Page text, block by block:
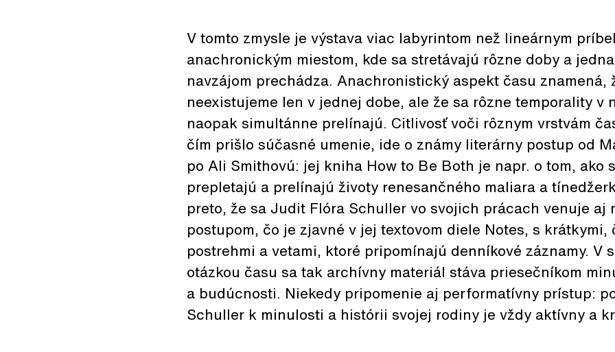
V tomto zmysle je výstava viac labyrintom než lineárnym
anachronickým miestom, kde sa stretávajú rôzne doby a
navzájom prechádza. Anachronistický aspekt času znamená,
neexistujeme len v jednej dobe, ale že sa rôzne temporality v
naopak simultánne prelínajú. Citlivosť voči rôznym vrstvám
čím prišlo súčasné umenie, ide o známy literárny postup od
po Ali Smithovú: jej kniha How to Be Both je napr. o tom, ako
prepletajú a prelínajú životy renesančného maliara a
preto, že sa Judit Flóra Schuller vo svojich prácach venuje aj
postupom, čo je zjavné v jej textovom diele Notes, s
postrehmi a vetami, ktoré pripomínajú denníkové záznamy. V
otázkou času sa tak archívny materiál stáva priesečníkom
a budúcnosti. Niekedy pripomenie aj performatívny prístup:
Schuller k minulosti a histórii svojej rodiny je vždy aktívny a